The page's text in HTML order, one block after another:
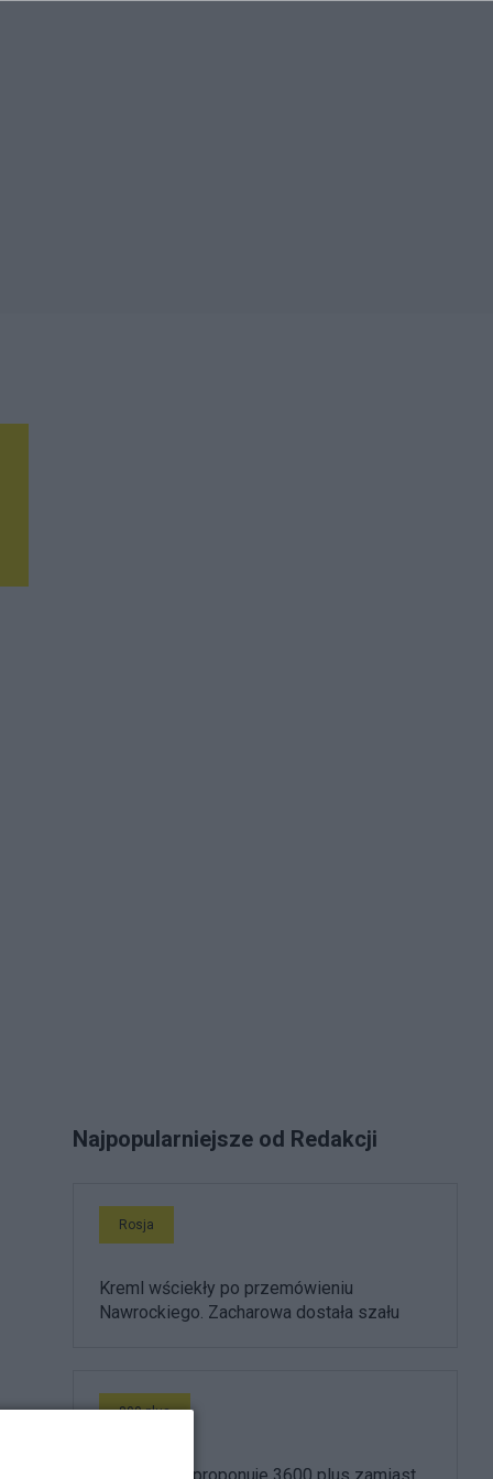
Najpopularniejsze od Redakcji
Rosja
Kreml wściekły po przemówieniu
Nawrockiego. Zacharowa dostała szału
800 plus